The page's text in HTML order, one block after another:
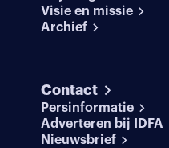
Visie en missie
Archief
Contact
Persinformatie
Adverteren bij IDFA
Nieuwsbrief